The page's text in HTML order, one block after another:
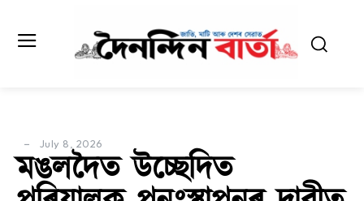
July 8, 2026
মঙলদৈত উচ্ছেদিত